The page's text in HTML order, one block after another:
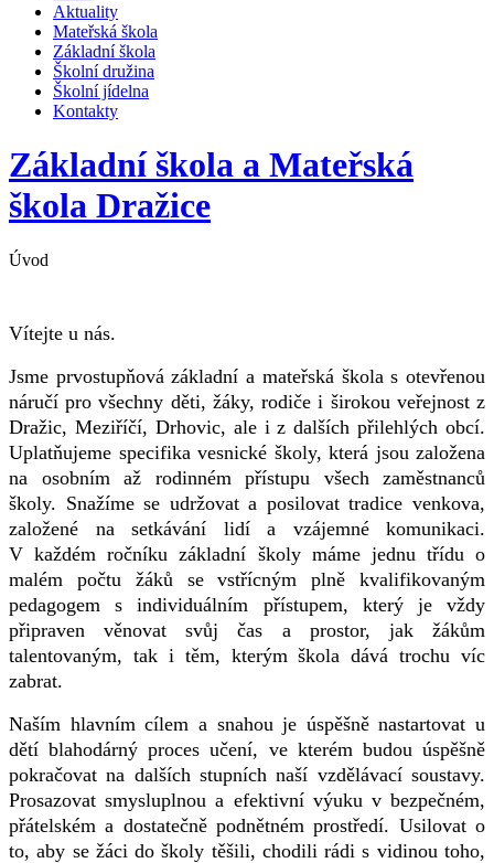
Aktuality
Mateřská škola
Základní škola
Školní družina
Školní jídelna
Kontakty
Základní škola a Mateřská
škola Dražice
Úvod
Vítejte u nás.
Jsme prvostupňová základní a mateřská škola s otevřenou
náručí pro všechny děti, žáky, rodiče i širokou veřejnost z
Dražic, Meziříčí, Drhovic, ale i z dalších přilehlých obcí.
Uplatňujeme specifika vesnické školy, která jsou založena
na osobním až rodinném přístupu všech zaměstnanců
školy. Snažíme se udržovat a posilovat tradice venkova,
založené na setkávání lidí a vzájemné komunikaci.
V každém ročníku základní školy máme jednu třídu o
malém počtu žáků se vstřícným plně kvalifikovaným
pedagogem s individuálním přístupem, který je vždy
připraven věnovat svůj čas a prostor, jak žákům
talentovaným, tak i těm, kterým škola dává trochu víc
zabrat.
Naším hlavním cílem a snahou je úspěšně nastartovat u
dětí blahodárný proces učení, ve kterém budou úspěšně
pokračovat na dalších stupních naší vzdělávací soustavy.
Prosazovat smysluplnou a efektivní výuku v bezpečném,
přátelském a dostatečně podnětném prostředí. Usilovat o
to, aby se žáci do školy těšili, chodili rádi s vidinou toho,